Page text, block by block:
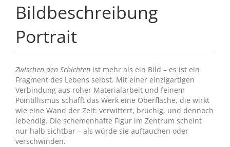
Bildbeschreibung
Portrait
Zwischen den Schichtenist mehr als ein Bild – es ist ein
Fragment des Lebens selbst. Mit einer einzigartigen
Verbindung aus roher Materialarbeit und feinem
Pointillismus schafft das Werk eine Oberfläche, die wirkt
wie eine Wand der Zeit: verwittert, brüchig, und dennoch
lebendig. Die schemenhafte Figur im Zentrum scheint
nur halb sichtbar – als würde sie auftauchen oder
verschwinden.